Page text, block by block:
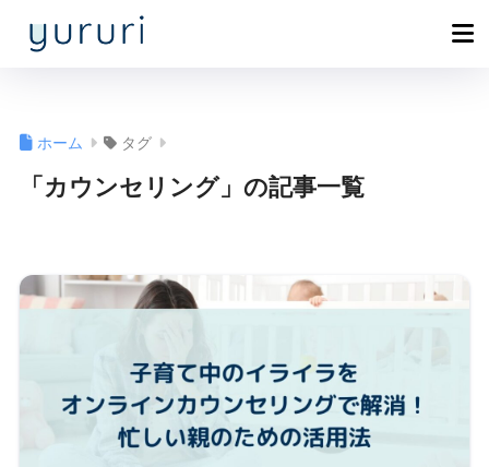
ホーム タグ
「カウンセリング」の記事一覧